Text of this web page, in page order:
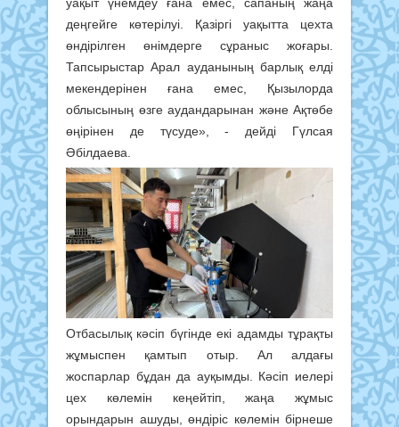
деңгейге көтерілуі. Қазіргі уақытта цехта
өндірілген өнімдерге сұраныс жоғары.
Тапсырыстар Арал ауданының барлық елді
мекендерінен ғана емес, Қызылорда
облысының өзге аудандарынан және Ақтөбе
өңірінен де түсуде», - дейді Гүлсая
Әбілдаева.
Отбасылық кәсіп бүгінде екі адамды тұрақты
жұмыспен қамтып отыр. Ал алдағы
жоспарлар бұдан да ауқымды. Кәсіп иелері
цех көлемін кеңейтіп, жаңа жұмыс
орындарын ашуды, өндіріс көлемін бірнеше